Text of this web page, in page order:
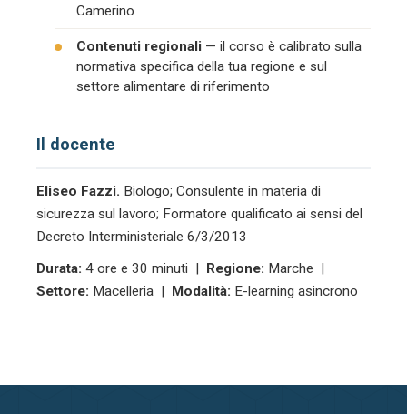
Camerino
Contenuti regionali — il corso è calibrato sulla
normativa specifica della tua regione e sul
settore alimentare di riferimento
Il docente
Eliseo Fazzi. Biologo; Consulente in materia di
sicurezza sul lavoro; Formatore qualificato ai sensi del
Decreto Interministeriale 6/3/2013
Durata: 4 ore e 30 minuti | Regione: Marche |
Settore: Macelleria | Modalità: E-learning asincrono